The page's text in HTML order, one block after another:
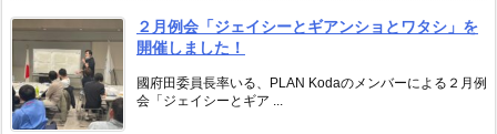
２月例会「ジェイシーとギアンショとワタシ」を
開催しました！
國府田委員長率いる、PLAN Kodaのメンバーによる２月例
会「ジェイシーとギア ...